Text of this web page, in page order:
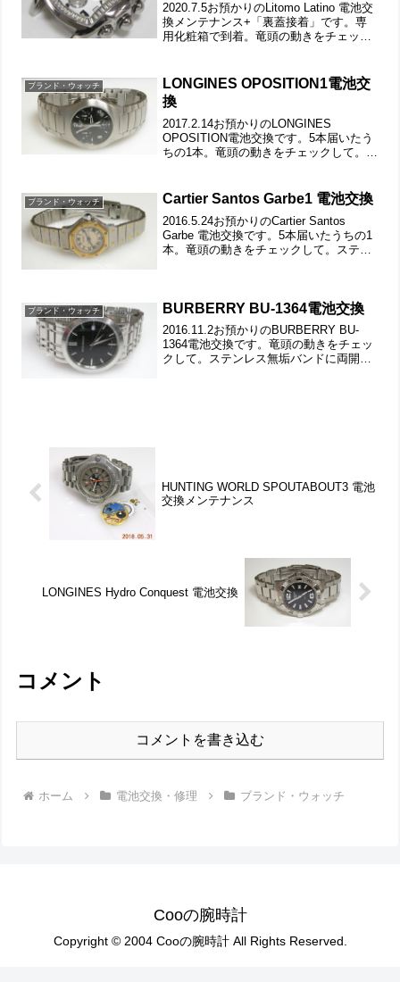
2020.7.5お預かりのLitomo Latino 電池交
換メンテナンス+「裏蓋接着」です。専
用化粧箱で到着。竜頭の動きをチェック
ですが右の2本が錆びております。こ...
ブランド・ウォッチ
LONGINES OPOSITION1電池交
換
2017.2.14お預かりのLONGINES
OPOSITION電池交換です。5本届いたう
ちの1本。竜頭の動きをチェックして。ス
蓋の裏側もチェックして。これがムーブ
ブランド・ウォッチ Cartier Santos Garbe1 電池交換
2016.5.24お預かりのCartier Santos
Garbe 電池交換です。5本届いたうちの1
本。竜頭の動きをチェックして。ステン
ブランド・ウォッチ BURBERRY BU-1364電池交換
2016.11.2お預かりのBURBERRY BU-
1364電池交換です。竜頭の動きをチェッ
クして。ステンレス無垢バンドに両開き
HUNTING WORLD SPOUTABOUT3 電池
交換メンテナンス
LONGINES Hydro Conquest 電池交換
コメント
コメントを書き込む
ホーム 電池交換・修理 ブランド・ウォッチ
Cooの腕時計
Copyright © 2004 Cooの腕時計 All Rights Reserved.